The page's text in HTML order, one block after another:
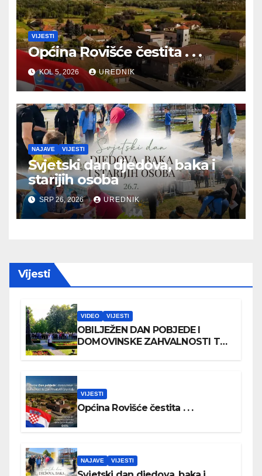
VIJESTI
Općina Rovišće čestita . . .
KOL 5, 2026 UREDNIK
NAJAVE VIJESTI
Svjetski dan djedova, baka i
starijih osoba
SRP 26, 2026 UREDNIK
Vijesti
VIDEO VIJESTI
OBILJEŽEN DAN POBJEDE I
DOMOVINSKE ZAHVALNOSTI TE
VIJESTI
Općina Rovišće čestita . . .
NAJAVE VIJESTI